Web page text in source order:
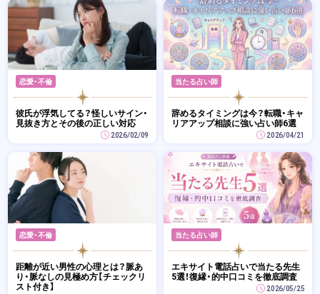
恋愛・不倫
彼氏が浮気してる？怪しいサイン・
見抜き方とその後の正しい対応
2026/02/09
当たる占い師
辞めるタイミングは今？転職・キャ
リアアップ相談に強い占い師6選
2026/04/21
恋愛・不倫
距離が近い男性の心理とは？脈あ
り・脈なしの見極め方【チェックリ
スト付き】
当たる占い師
エキサイト電話占いで当たる先生
5選！復縁・的中口コミを徹底調査
2026/05/25